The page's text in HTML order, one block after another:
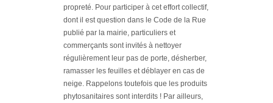
propreté. Pour participer à cet effort collectif,
dont il est question dans le Code de la Rue
publié par la mairie, particuliers et
commerçants sont invités à nettoyer
régulièrement leur pas de porte, désherber,
ramasser les feuilles et déblayer en cas de
neige. Rappelons toutefois que les produits
phytosanitaires sont interdits ! Par ailleurs,